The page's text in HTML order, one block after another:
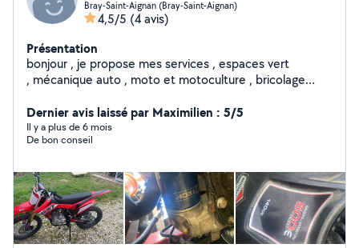
Bray-Saint-Aignan (Bray-Saint-Aignan)
4,5/5 (4 avis)
Présentation
bonjour , je propose mes services , espaces vert
, mécanique auto , moto et motoculture , bricolage
Dernier avis laissé par Maximilien : 5/5
Il y a plus de 6 mois
De bon conseil